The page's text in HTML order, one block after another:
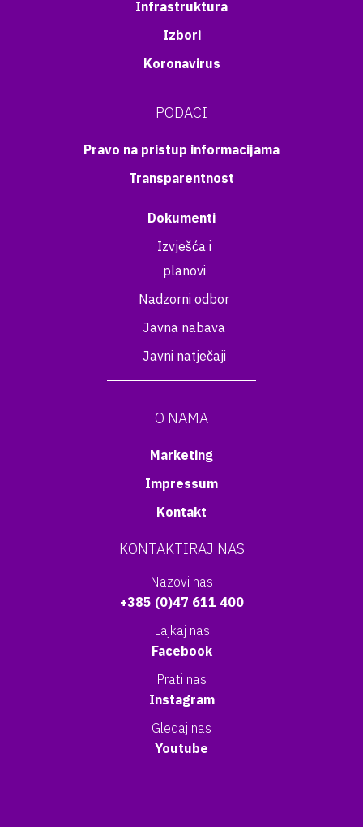
Infrastruktura
Izbori
Koronavirus
PODACI
Pravo na pristup informacijama
Transparentnost
Dokumenti
Izvješća i
planovi
Nadzorni odbor
Javna nabava
Javni natječaji
O NAMA
Marketing
Impressum
Kontakt
KONTAKTIRAJ NAS
Nazovi nas
+385 (0)47 611 400
Lajkaj nas
Facebook
Prati nas
Instagram
Gledaj nas
Youtube